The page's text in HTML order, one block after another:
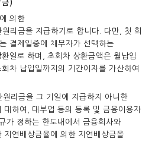
금)
의한
리금을 지급하기로 합니다. 다만, 첫 회
결제일중에 채무자가 선택하는
일로 하며, 초회차 상환금액은 월납입
차 납입일까지의 기간이자를 가산하여
리금을 그 기일에 지급하지 아니한
대하여, 대부업 등의 등록 및 금융이용자
가 정하는 한도내에서 금융회사와
지연배상금율에 의한 지연배상금을